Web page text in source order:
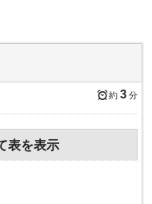
約 3 分
表を表示